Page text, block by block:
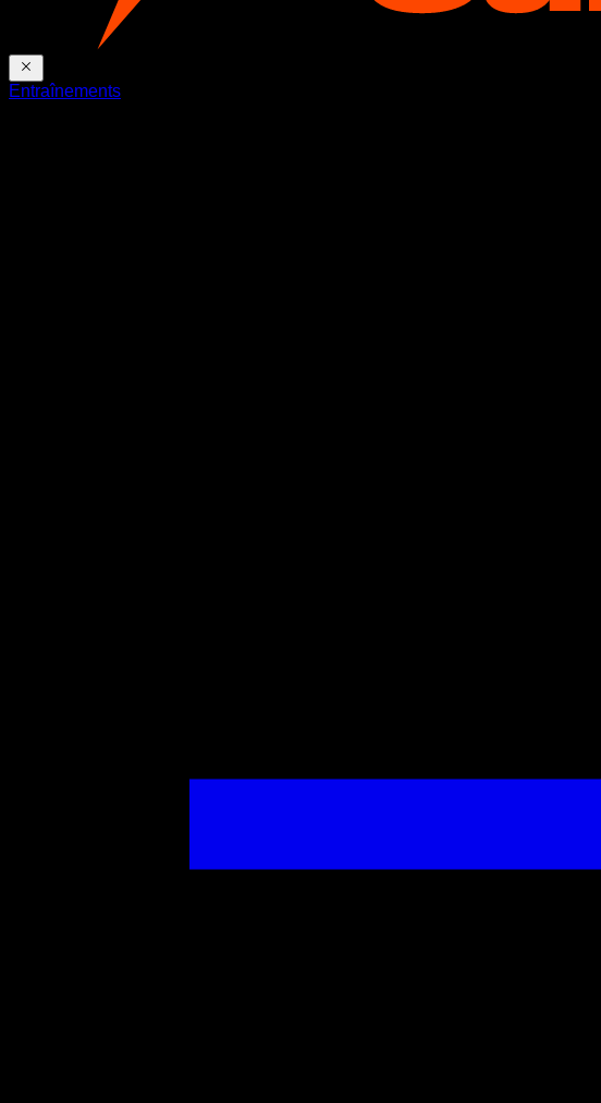
Entraînements